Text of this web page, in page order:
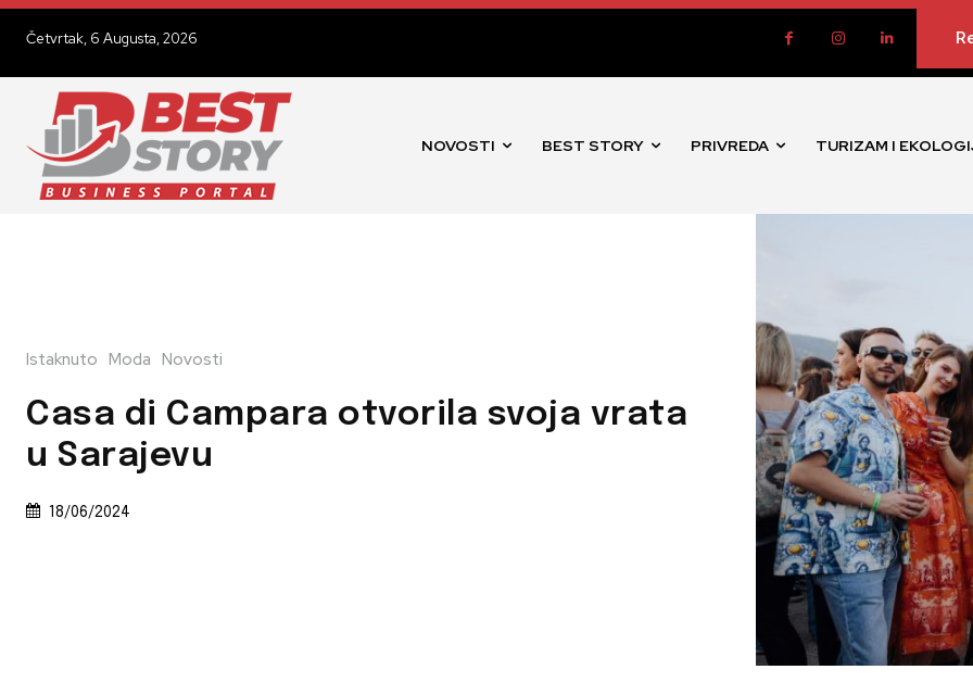
Četvrtak, 6 Augusta, 2026
NOVOSTI BEST STORY PRIVREDA TURIZAM I
Istaknuto Moda Novosti
Casa di Campara otvorila svoja vrata
u Sarajevu
18/06/2024